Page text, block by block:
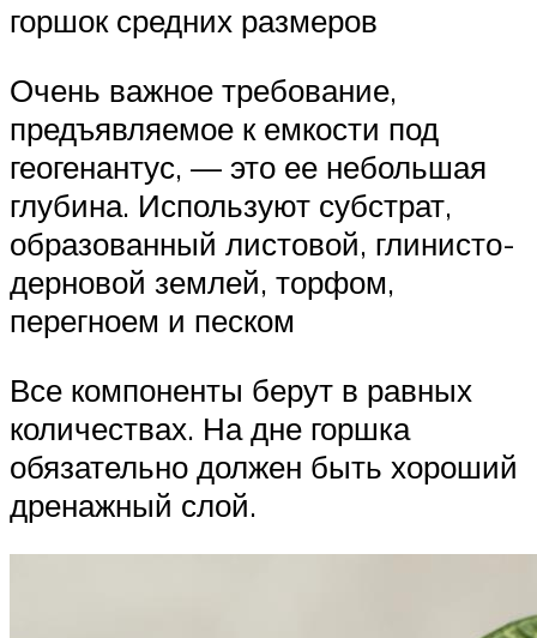
горшок средних размеров
Очень важное требование,
предъявляемое к емкости под
геогенантус, — это ее небольшая
глубина. Используют субстрат,
образованный листовой, глинисто-
дерновой землей, торфом,
перегноем и песком
Все компоненты берут в равных
количествах. На дне горшка
обязательно должен быть хороший
дренажный слой.